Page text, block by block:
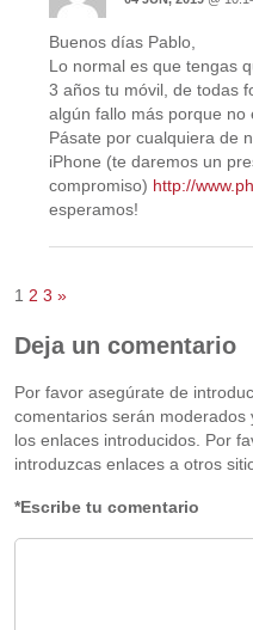
Buenos días Pablo,
Lo normal es que tengas
3 años tu móvil, de todas
algún fallo más porque no
Pásate por cualquiera de
iPhone (te daremos un
compromiso) http://
esperamos!
1 2 3 »
Deja un comentario
Por favor asegúrate de
comentarios serán
los enlaces introducidos. Por
introduzcas enlaces a otros
*Escribe tu comentario